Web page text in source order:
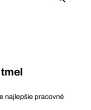
najlepšie pracovné